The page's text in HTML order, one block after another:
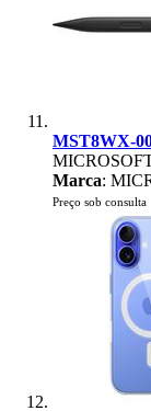
MST8WX-
Marca:
Preço sob consulta